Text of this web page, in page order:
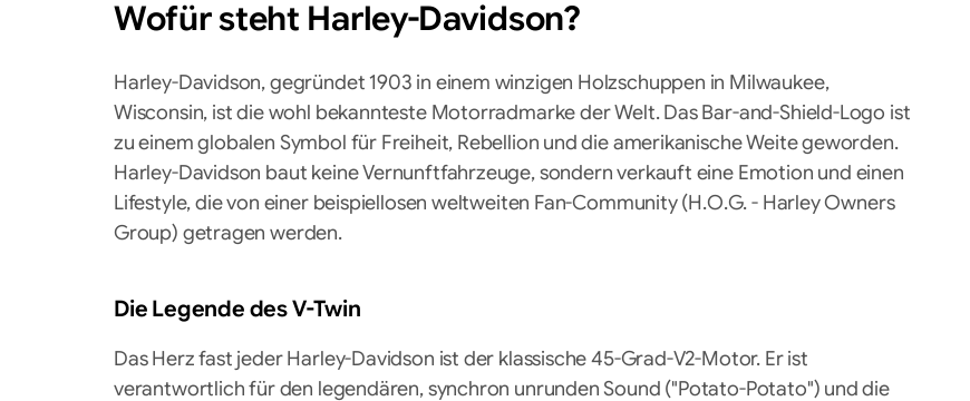
Wofür stehtHarley-Davidson?
Harley-Davidson, gegründet 1903 in einem winzigen Holzschuppen in Milwaukee,
Wisconsin, ist die wohl bekannteste Motorradmarke der Welt. Das Bar-and-Shield-Logo ist
zu einem globalen Symbol für Freiheit, Rebellion und die amerikanische Weite geworden.
Harley-Davidson baut keine Vernunftfahrzeuge, sondern verkauft eine Emotion und einen
Lifestyle, die von einer beispiellosen weltweiten Fan-Community (H.O.G. - Harley Owners
Group) getragen werden.
Die Legende des V-Twin
Das Herz fast jeder Harley-Davidson ist der klassische 45-Grad-V2-Motor. Er ist
verantwortlich für den legendären, synchron unrunden Sound ("Potato-Potato") und die